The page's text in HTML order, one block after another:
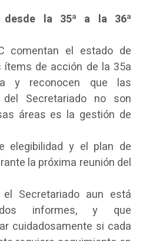
la 35ª a la 36ª
comentan el estado de
de acción de la 35a
y reconocen que las
Secretariado no son
áreas es la gestión de
elegibilidad y el plan de
la próxima reunión del
Secretariado aun está
informes, y que
cuidadosamente si cada